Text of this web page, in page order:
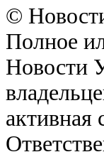
©
Полное
Новости
активная